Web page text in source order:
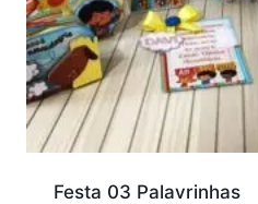
Festa 03 Palavrinhas